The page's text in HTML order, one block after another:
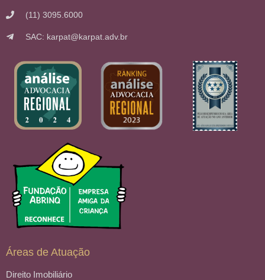
(11) 3095.6000
SAC: karpat@karpat.adv.br
Áreas de Atuação
Direito Imobiliário